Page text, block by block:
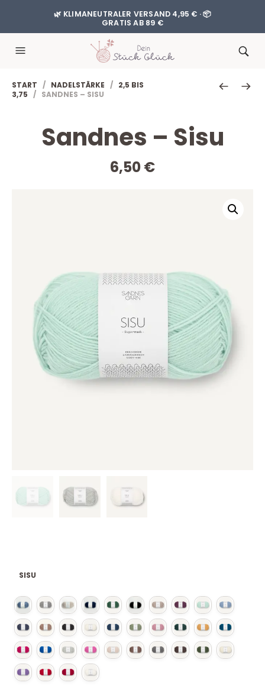
🌿 KLIMANEUTRALER VERSAND 4,95 € · 📦
GRATIS AB 89 €
START / NADELSTÄRKE / 2,5 BIS
3,75 / SANDNES – SISU
Sandnes – Sisu
6,50€
SISU